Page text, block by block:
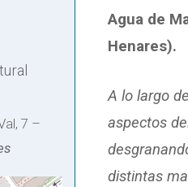
7 –
Agua de
Henares).
A lo largo
aspectos
distintas